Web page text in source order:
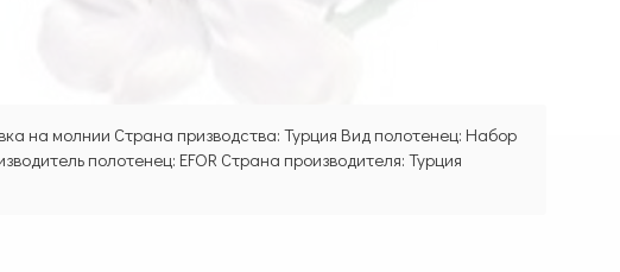
на молнии Страна призводства: Турция Вид полотенец: Набор
полотенец: EFOR Страна производителя: Турция